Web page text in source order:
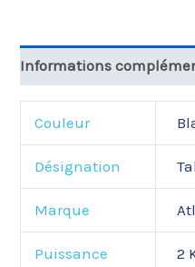
Informations
Couleur
Désignation
Marque
Puissance 2